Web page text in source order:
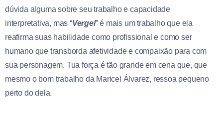
dúvida alguma sobre seu trabalho e capacidade
interpretativa, mas “Vergel” é mais um trabalho que ela
reafirma suas habilidade como profissional e como ser
humano que transborda afetividade e compaixão para com
sua personagem. Tua força é tão grande em cena que, que
mesmo o bom trabalho da Maricel Álvarez, ressoa pequeno
perto do dela.